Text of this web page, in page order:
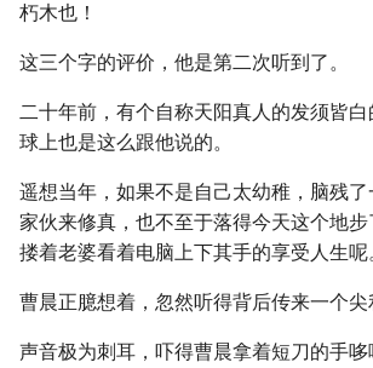
朽木也！
这三个字的评价，他是第二次听到了。
二十年前，有个自称天阳真人的发须皆
球上也是这么跟他说的。
遥想当年，如果不是自己太幼稚，脑残
家伙来修真，也不至于落得今天这个地
搂着老婆看着电脑上下其手的享受人生呢
曹晨正臆想着，忽然听得背后传来一个尖
声音极为刺耳，吓得曹晨拿着短刀的手